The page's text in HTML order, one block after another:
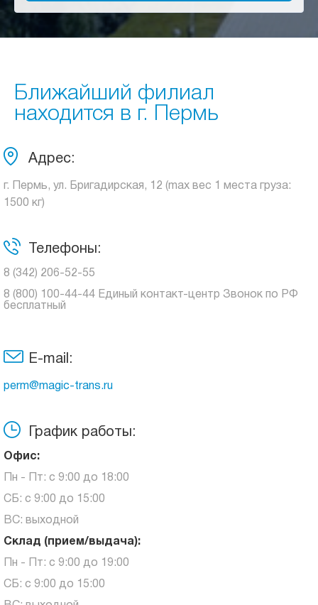
Ближайший филиал
находится в г. Пермь
Адрес:
г. Пермь, ул. Бригадирская, 12 (max вес 1 места груза:
1500 кг)
Телефоны:
8 (342) 206-52-55
8 (800) 100-44-44 Единый контакт-центр Звонок по РФ
бесплатный
E-mail:
perm@magic-trans.ru
График работы:
Офис:
Пн - Пт: с 9:00 до 18:00
СБ: с 9:00 до 15:00
ВС: выходной
Склад (прием/выдача):
Пн - Пт: с 9:00 до 19:00
СБ: с 9:00 до 15:00